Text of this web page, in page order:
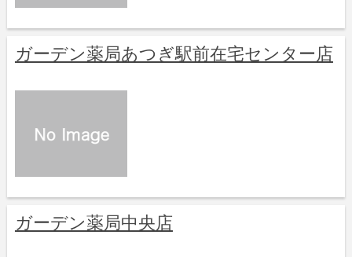
ガーデン薬局あつぎ駅前在宅センター店
ガーデン薬局中央店